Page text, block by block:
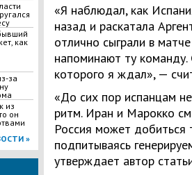
как
за
из
он
»
«Я наблюдал, как
назад и раскатала
отлично сыграли в
напоминают ту команду.
которого я ждал», —
«До сих пор испанцам
ритм. Иран и Марокко
Россия может добиться
подпитываясь
утверждает автор